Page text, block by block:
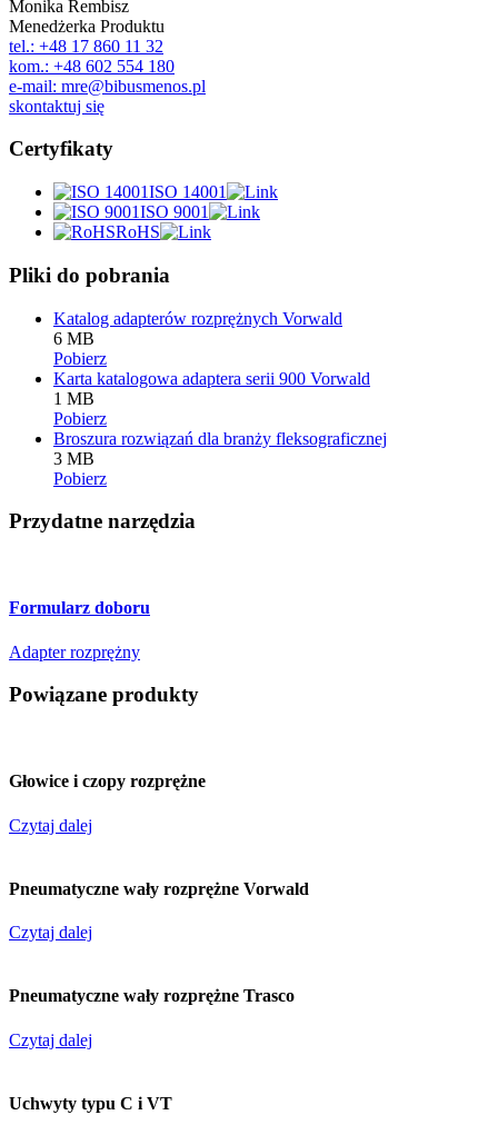
Monika Rembisz
Menedżerka Produktu
tel.: +48 17 860 11 32
kom.: +48 602 554 180
e-mail: mre@bibusmenos.pl
skontaktuj się
Certyfikaty
ISO 14001
ISO 9001
RoHS
Pliki do pobrania
Katalog adapterów rozprężnych Vorwald
6 MB
Pobierz
Karta katalogowa adaptera serii 900 Vorwald
1 MB
Pobierz
Broszura rozwiązań dla branży fleksograficznej
3 MB
Pobierz
Przydatne narzędzia
Formularz doboru
Adapter rozprężny
Powiązane produkty
Głowice i czopy rozprężne
Czytaj dalej
Pneumatyczne wały rozprężne Vorwald
Czytaj dalej
Pneumatyczne wały rozprężne Trasco
Czytaj dalej
Uchwyty typu C i VT